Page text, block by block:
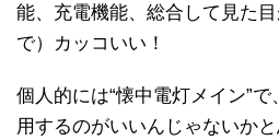
能、充電機能、総合して見た
で）カッコいい！
個人的には“懐中電灯メイン”で
用するのがいいんじゃないかと